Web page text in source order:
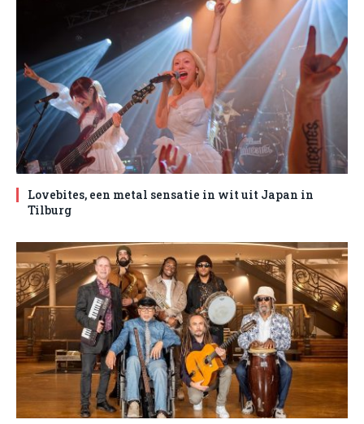
Lovebites, een metal sensatie in wit uit Japan in
Tilburg